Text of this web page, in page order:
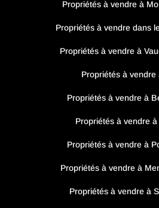
Propriétés à vendre à
Propriétés à vendre dans
Propriétés à vendre à
Propriétés à vendre
Propriétés à vendre à
Propriétés à vendre
Propriétés à vendre à
Propriétés à vendre à
Propriétés à vendre à